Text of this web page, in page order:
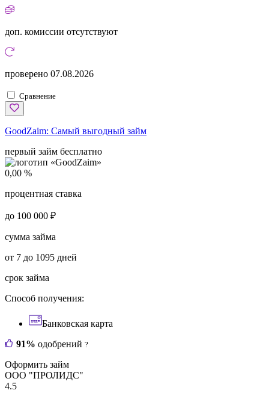
доп. комиссии отсутствуют
проверено 07.08.2026
Сравнение
GoodZaim: Самый выгодный займ
первый займ бесплатно
0,00 %
процентная ставка
до 100 000 ₽
сумма займа
от 7 до 1095 дней
срок займа
Способ получения:
Банковская карта
91% одобрений ?
Оформить займ
ООО "ПРОЛИДС"
4.5